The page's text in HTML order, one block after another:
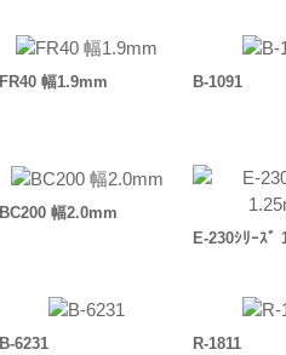
FR40 幅1.9mm B-1091
BC200 幅2.0mm
E-230ｼﾘｰｽﾞ
B-6231 R-1811